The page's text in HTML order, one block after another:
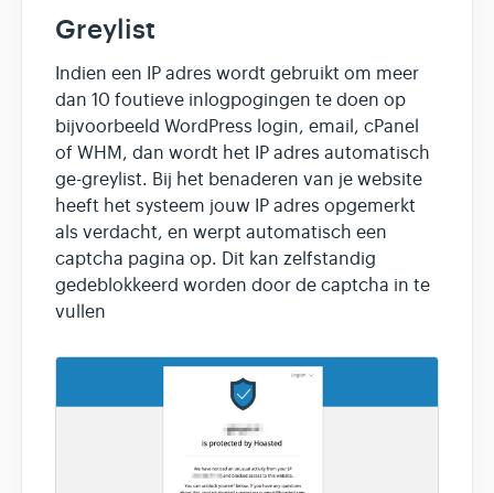
Contact
Klantenpaneel →
Hoasted.com →
Greylist
Indien een IP adres wordt gebruikt om meer
dan 10 foutieve inlogpogingen te doen op
bijvoorbeeld WordPress login, email, cPanel
of WHM, dan wordt het IP adres automatisch
ge-greylist. Bij het benaderen van je website
heeft het systeem jouw IP adres opgemerkt
als verdacht, en werpt automatisch een
captcha pagina op. Dit kan zelfstandig
gedeblokkeerd worden door de captcha in te
vullen